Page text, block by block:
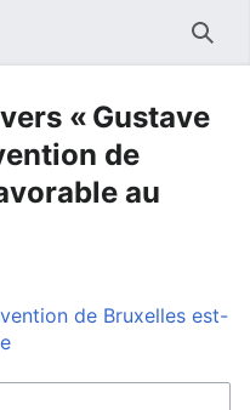
« Gustave
de
au
de Bruxelles est-